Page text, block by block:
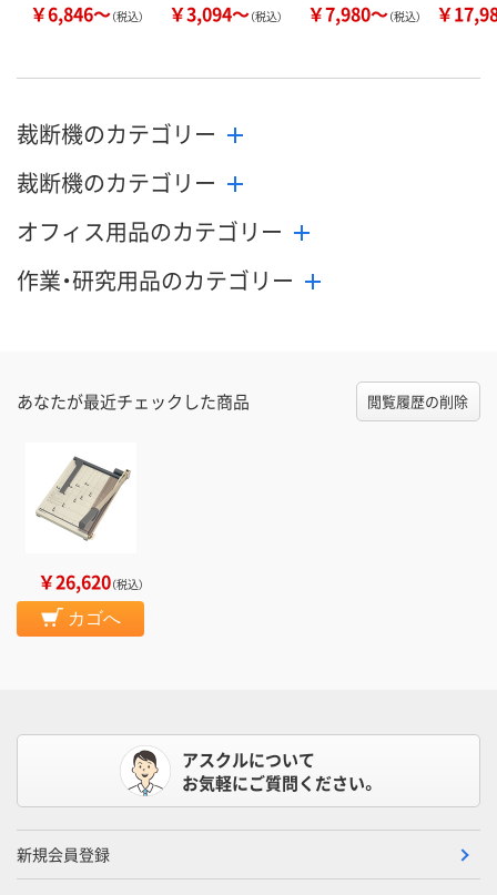
￥6,846～（税込） ￥3,094～（税込） ￥7,980～（税込） ￥
裁断機のカテゴリー
裁断機のカテゴリー
オフィス用品のカテゴリー
作業・研究用品のカテゴリー
あなたが最近チェックした商品 閲覧履歴の削除
￥26,620（税込）
カゴへ
アスクルについて
お気軽にご質問ください。
新規会員登録